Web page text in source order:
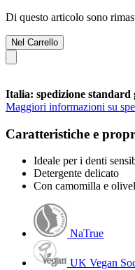
Di questo articolo sono
Nel Carrello
Italia: spedizione standard
Maggiori informazioni su
Caratteristiche e
Ideale per i denti
Detergente delicato
Con camomilla e
NaTrue
UK Vegan